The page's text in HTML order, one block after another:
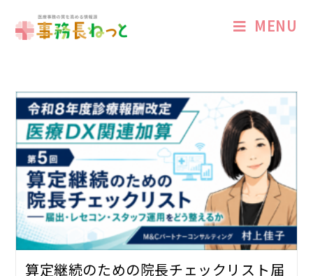
MENU
算定継続のための院長チェックリスト――届